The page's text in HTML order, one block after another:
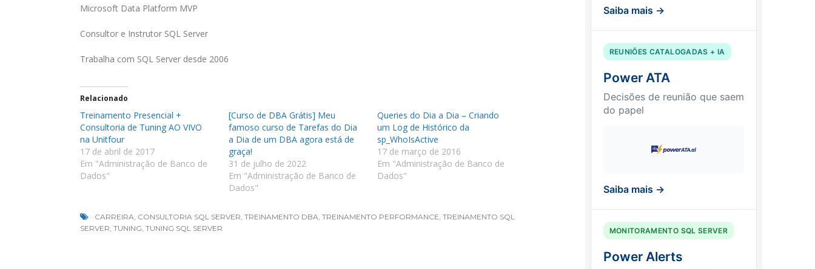
Microsoft Data Platform MVP
Consultor e Instrutor SQL Server
Trabalha com SQL Server desde 2006
Relacionado
Treinamento Presencial +
Consultoria de Tuning AO VIVO
na Unitfour
17 de abril de 2017
Em "Administração de Banco de
Dados"
[Curso de DBA Grátis] Meu
famoso curso de Tarefas do Dia
a Dia de um DBA agora está de
graça!
31 de julho de 2022
Em "Administração de Banco de
Dados"
Queries do Dia a Dia – Criando
um Log de Histórico da
sp_WhoIsActive
17 de março de 2016
Em "Administração de Banco de
Dados"
CARREIRA, CONSULTORIA SQL SERVER, TREINAMENTO DBA, TREINAMENTO PERFORMANCE, TREINAMENTO SQL
SERVER, TUNING, TUNING SQL SERVER
Saiba mais →
REUNIÕES CATALOGADAS + IA
Power ATA
Decisões de reunião que saem
do papel
Saiba mais →
MONITORAMENTO SQL SERVER
Power Alerts